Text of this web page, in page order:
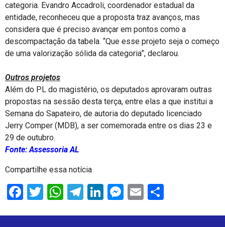
categoria. Evandro Accadroli, coordenador estadual da
entidade, reconheceu que a proposta traz avanços, mas
considera que é preciso avançar em pontos como a
descompactação da tabela. “Que esse projeto seja o começo
de uma valorização sólida da categoria”, declarou.
Outros projetos
Além do PL do magistério, os deputados aprovaram outras
propostas na sessão desta terça, entre elas a que institui a
Semana do Sapateiro, de autoria do deputado licenciado
Jerry Comper (MDB), a ser comemorada entre os dias 23 e
29 de outubro.
Fonte: Assessoria AL
Compartilhe essa notícia
Facebook
Twitter
WhatsApp
Telegram
LinkedIn
Messenger
Email